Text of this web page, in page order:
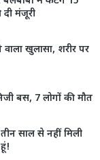
मंजूरी
खुलासा, शरीर पर
बस, 7 लोगों की मौत
साल से नहीं मिली